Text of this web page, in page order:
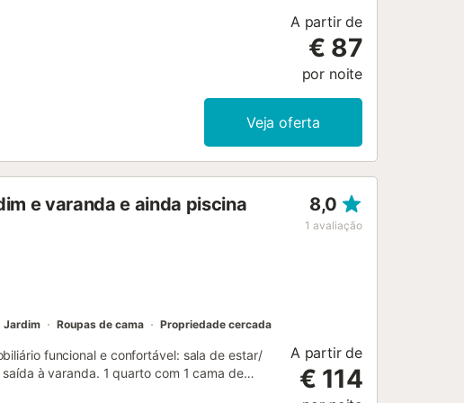
A partir de
€ 87
por noite
Veja oferta
e varanda e ainda piscina
8,0
1 avaliação
Jardim Roupas de cama Propriedade cercada
funcional e confortável: sala de estar/
à varanda. 1 quarto com 1 cama de
A partir de
€ 114